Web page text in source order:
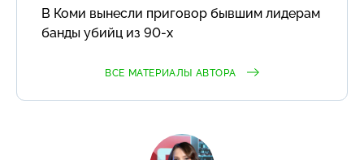
В Коми вынесли приговор бывшим лидерам
банды убийц из 90-х
ВСЕ МАТЕРИАЛЫ АВТОРА